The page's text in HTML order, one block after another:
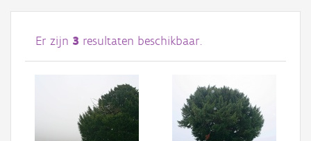
Afbeeldingen
#BeeldIndeKijker
Er zijn 3 resultaten beschikbaar.